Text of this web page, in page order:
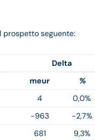
prospetto seguente:
Delta
meur
%
4
0,0%
-963
-2,7%
681
9,3%